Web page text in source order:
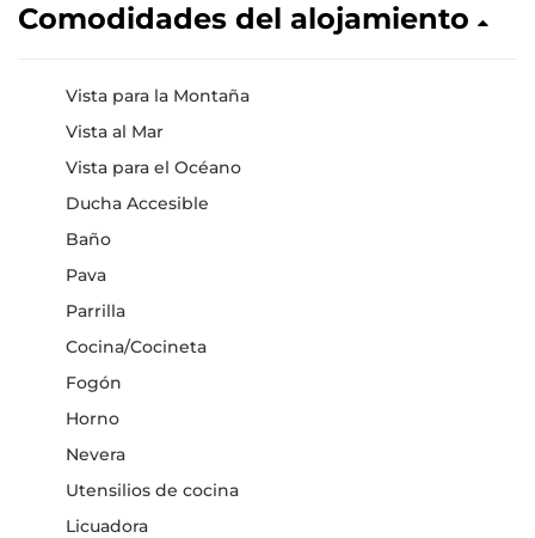
Comodidades del alojamiento
Vista para la Montaña
Vista al Mar
Vista para el Océano
Ducha Accesible
Baño
Pava
Parrilla
Cocina/Cocineta
Fogón
Horno
Nevera
Utensilios de cocina
Licuadora